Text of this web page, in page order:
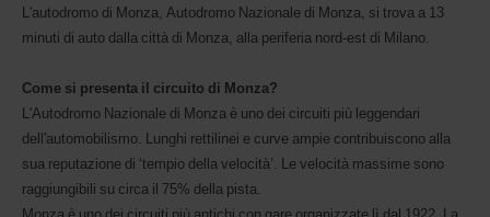
L'autodromo di Monza, Autodromo Nazionale di Monza, si trova a 13
minuti di auto dalla città di Monza, alla periferia nord-est di Milano.
Come si presenta il circuito di Monza?
L'Autodromo Nazionale di Monza è uno dei circuiti più leggendari
dell'automobilismo. Lunghi rettilinei e curve ampie contribuiscono alla
sua reputazione di ‘tempio della velocità’. Le velocità massime sono
raggiungibili su circa il 75% della pista.